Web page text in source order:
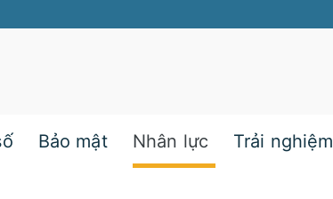
Bảo mật Nhân lực Trải nghiệm